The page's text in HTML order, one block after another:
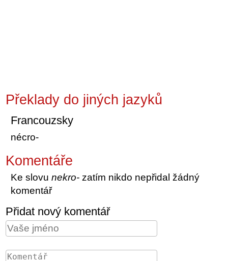
Překlady do jiných jazyků
Francouzsky
nécro-
Komentáře
Ke slovunekro- zatím nikdo nepřidal žádný
komentář
Přidat nový komentář